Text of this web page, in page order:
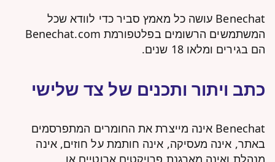
Benechat עושה כל מאמץ סביר כדי לוודא שכל
המשתמשים הרשומים בפלטפורמת Benechat.com
הם בגירים ומלאו 18 שנים.
כתב ויתור ותכנים של צד שלישי
Benechat אינה מייצרת את החומרים המתפרסמים
באתר, אינה מעסיקה, אינה חותמת על חוזים, אינה
מנהלת ואינה מארגנת פרויקטים ארוטיים או